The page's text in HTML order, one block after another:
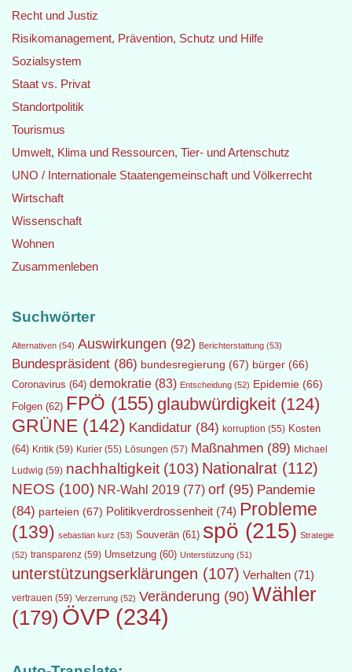
Recht und Justiz
Risikomanagement, Prävention, Schutz und Hilfe
Sozialsystem
Staat vs. Privat
Standortpolitik
Tourismus
Umwelt, Klima und Ressourcen, Tier- und Artenschutz
UNO / Internationale Staatengemeinschaft und Völkerrecht
Wirtschaft
Wissenschaft
Wohnen
Zusammenleben
Suchwörter
Alternativen (54) Auswirkungen (92) Berichterstattung (53)
Bundespräsident (86) bundesregierung (67) bürger (66)
Coronavirus (64) demokratie (83) Entscheidung (52) Epidemie (66)
Folgen (62) FPÖ (155) glaubwürdigkeit (124)
GRÜNE (142) Kandidatur (84) korruption (55) Kosten
(64) Kritik (59) Kurier (55) Lösungen (57) Maßnahmen (89) Michael
Ludwig (59) nachhaltigkeit (103) Nationalrat (112)
NEOS (100) NR-Wahl 2019 (77) orf (95) Pandemie
(84) parteien (67) Politikverdrossenheit (74) Probleme
(139) sebastian kurz (53) Souverän (61) spö (215) Strategie
(52) transparenz (59) Umsetzung (60) Unterstützung (51)
unterstützungserklärungen (107) Verhalten (71)
vertrauen (59) Verzerrung (52) Veränderung (90) Wähler
(179) ÖVP (234)